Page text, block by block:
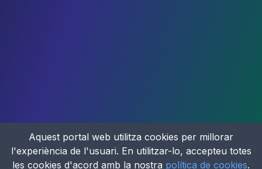
Aquest portal web utilitza cookies per millorar
l'experiència de l'usuari. En utilitzar-lo, accepteu totes
les cookies d'acord amb la nostra política de cookies.